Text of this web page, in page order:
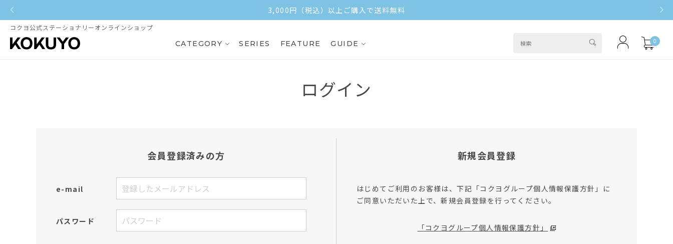
3,000円（税込）以上ご購入で送料無料
コクヨ公式ステーショナリーオンラインショップ
CATEGORY SERIES FEATURE GUIDE 0
ログイン
会員登録済みの方
e-mail
パスワード
新規会員登録
はじめてご利用のお客様は、下記「コクヨグループ個人情報保護方針」に
ご同意いただいた上で、新規会員登録を行ってください。
「コクヨグループ個人情報保護方針」